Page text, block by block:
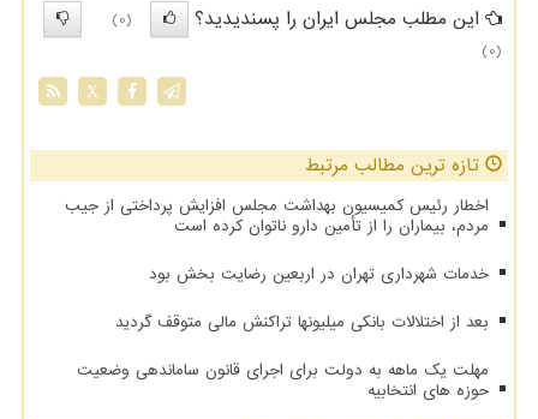
این مطلب مجلس ایران را پسندیدید؟
(0)
(0)
X
تازه ترین مطالب مرتبط
اخطار رئیس کمیسیون بهداشت مجلس افزایش پرداختی از جیب
مردم، بیماران را از تأمین دارو ناتوان کرده است
خدمات شهرداری تهران در اربعین رضایت بخش بود
بعد از اختلالات بانکی میلیونها تراکنش مالی متوقف گردید
مهلت یک ماهه به دولت برای اجرای قانون ساماندهی وضعیت
حوزه های انتخابیه